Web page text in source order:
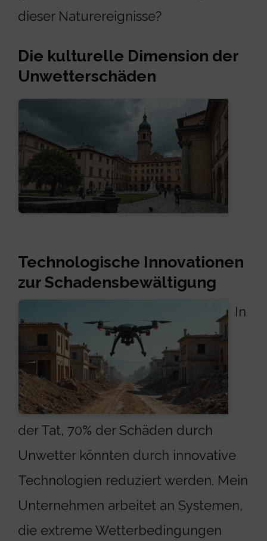
dieser Naturereignisse?
Die kulturelle Dimension der
Unwetterschäden
Technologische Innovationen
zur Schadensbewältigung
In
der Tat, 70% der Schäden durch
Unwetter könnten durch innovative
Technologien reduziert werden. Mein
Unternehmen arbeitet an Systemen,
die extreme Wetterbedingungen